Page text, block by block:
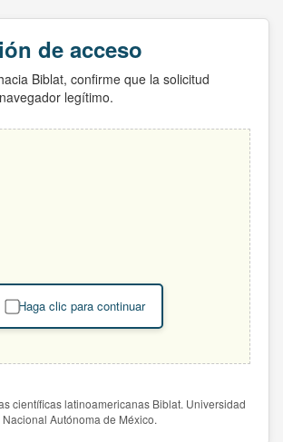
de acceso
Biblat, confirme que la solicitud
legítimo.
Haga clic para continuar
científicas latinoamericanas Biblat. Universidad
Nacional Autónoma de México.